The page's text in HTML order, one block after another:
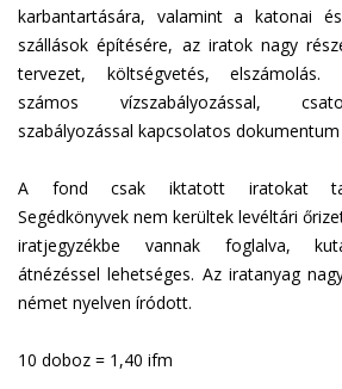
karbantartására, valamint a katonai
szállások építésére, az iratok nagy
tervezet, költségvetés, elszámolás.
számos vízszabályozással,
szabályozással kapcsolatos dokumentum
A fond csak iktatott iratokat
Segédkönyvek nem kerültek levéltári
iratjegyzékbe vannak foglalva,
átnézéssel lehetséges. Az iratanyag
német nyelven íródott.
10 doboz = 1,40 ifm